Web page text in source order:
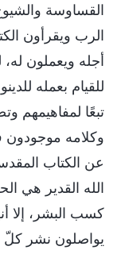
القساوسة
الرب ويقرأون
أجله ويعملون له،
للقيام بعمله
تبعًا لمفاهيمهم
وكلامه
عن الكتاب
الله القدير هي
كسب البشر، إلا
يواصلون نشر كلّ